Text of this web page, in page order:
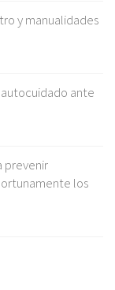
y manualidades
ante
prevenir
los